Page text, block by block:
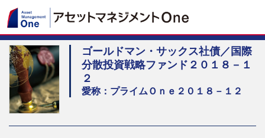
ゴールドマン・サックス社債／国際
分散投資戦略ファンド２０１８－１
２
愛称：プライムＯｎｅ２０１８－１２